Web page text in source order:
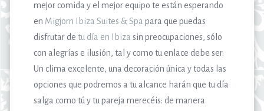
mejor comida y el mejor equipo te están esperando
en Migjorn Ibiza Suites & Spa para que puedas
disfrutar de tu día en Ibiza sin preocupaciones, sólo
con alegrías e ilusión, tal y como tu enlace debe ser.
Un clima excelente, una decoración única y todas las
opciones que podremos a tu alcance harán que tu día
salga como tú y tu pareja merecéis: de manera